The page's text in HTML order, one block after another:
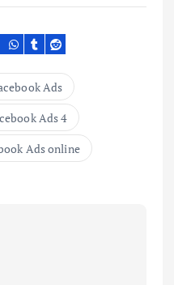
Ads
Ads 4
Ads online